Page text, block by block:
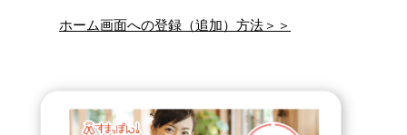
ホーム画面への登録（追加）方法＞＞